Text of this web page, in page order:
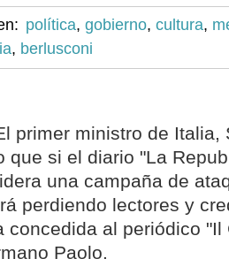
política, gobierno, cultura,
, berlusconi
primer ministro de Italia,
que si el diario "La
una campaña de
perdiendo lectores y
concedida al periódico
Paolo.